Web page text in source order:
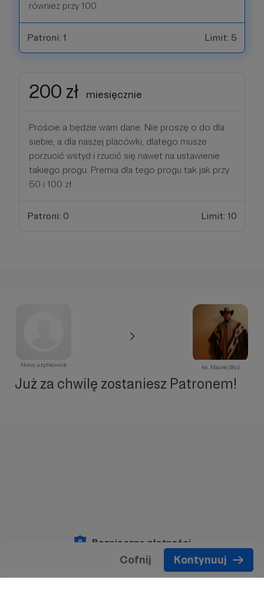
również przy 100.
Patroni: 1 Limit: 5
200 zł miesięcznie
Proście a będzie wam dane. Nie proszę o do dla
siebie, a dla naszej placówki, dlatego musze
porzucić wstyd i rzucić się nawet na ustawienie
takiego progu. Premia dla tego progu tak jak przy
50 i 100 zł.
Patroni: 0 Limit: 10
Cofnij Kontynuuj
Nowy użytkownik ks. Maciej Słyż
Już za chwilę zostaniesz Patronem!
Bezpieczne płatności